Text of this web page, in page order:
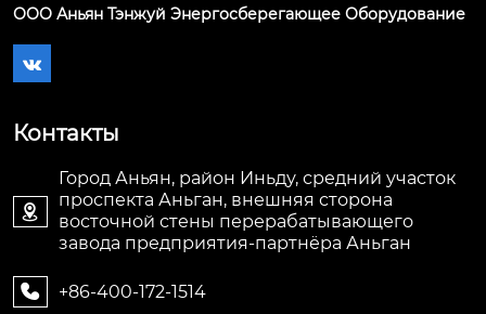
ООО Аньян Тэнжуй Энергосберегающее Оборудование

Контакты

Город Аньян, район Иньду, средний участок
проспекта Аньган, внешняя сторона
восточной стены перерабатывающего
завода предприятия-партнёра Аньган
 +86-400-172-1514